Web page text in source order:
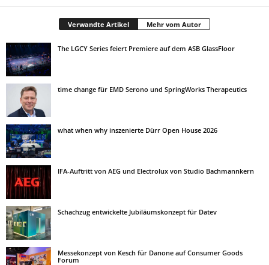
Verwandte Artikel Mehr vom Autor
The LGCY Series feiert Premiere auf dem ASB GlassFloor
time change für EMD Serono und SpringWorks Therapeutics
what when why inszenierte Dürr Open House 2026
IFA-Auftritt von AEG und Electrolux von Studio Bachmannkern
Schachzug entwickelte Jubiläumskonzept für Datev
Messekonzept von Kesch für Danone auf Consumer Goods
Forum